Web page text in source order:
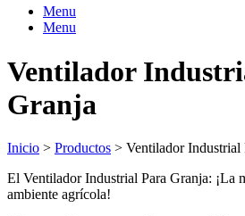
Menu
Menu
Ventilador
Granja
Inicio > Productos > Ventilador Industrial
El Ventilador Industrial Para Granja: ¡La
ambiente agrícola!